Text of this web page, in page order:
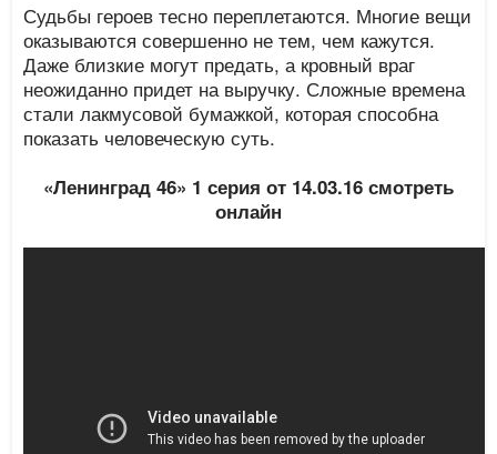
Судьбы героев тесно переплетаются. Многие вещи
оказываются совершенно не тем, чем кажутся.
Даже близкие могут предать, а кровный враг
неожиданно придет на выручку. Сложные времена
стали лакмусовой бумажкой, которая способна
показать человеческую суть.
«Ленинград 46» 1 серия от 14.03.16 смотреть
онлайн